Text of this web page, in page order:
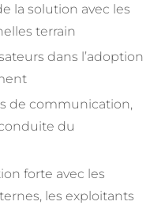
la solution avec les
terrain
dans l’adoption
de communication,
du
forte avec les
les exploitants